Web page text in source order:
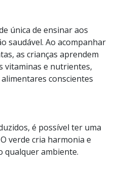
única de ensinar aos
saudável. Ao acompanhar
as crianças aprendem
vitaminas e nutrientes,
conscientes
é possível ter uma
verde cria harmonia e
ambiente.